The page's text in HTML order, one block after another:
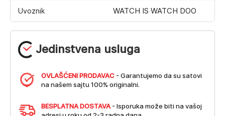
Jedinstvena usluga
OVLAŠĆENI PRODAVAC - Garantujemo da su satovi
na našem sajtu 100% originalni.
BESPLATNA DOSTAVA - Isporuka može biti na vašoj
Uvoznik WATCH IS WATCH DOO